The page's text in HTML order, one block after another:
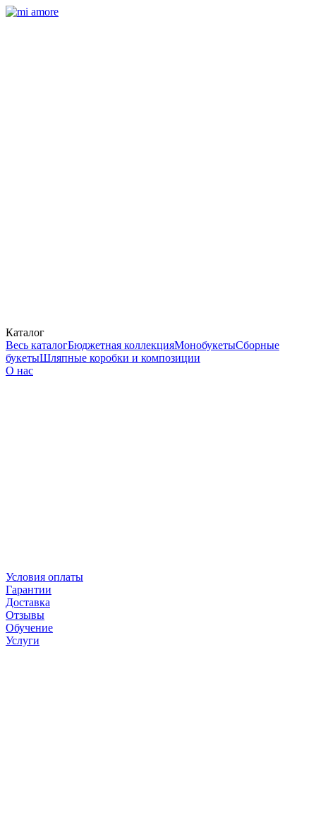
Каталог
Весь каталогБюджетная коллекцияМонобукетыСборные
букетыШляпные коробки и композиции
О нас
Условия оплаты
Гарантии
Доставка
Отзывы
Обучение
Услуги